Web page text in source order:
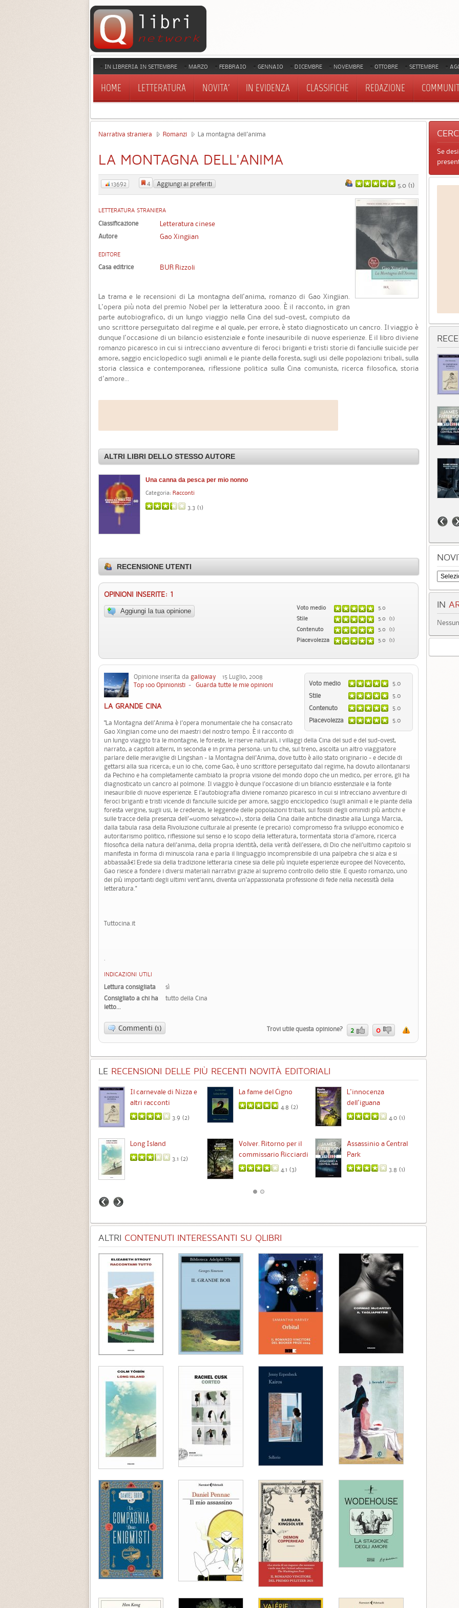
IN LIBRERIA IN SETTEMBRE MARZO FEBBRAIO GENNAIO DICEMBRE NOVEMBRE OTTOBRE SETTEMBRE
HOME LETTERATURA NOVITA' IN EVIDENZA CLASSIFICHE REDAZIONE
Narrativa straniera Romanzi La montagna dell'anima
LA MONTAGNA DELL'ANIMA
5.0 (1)
13692 4 Aggiungi ai preferiti
LETTERATURA STRANIERA
Classificazione Letteratura cinese
Autore Gao Xingjian
EDITORE
Casa editrice BUR Rizzoli
La trama e le recensioni di La montagna dell'anima, romanzo di Gao Xingjian.
L'opera più nota del premio Nobel per la letteratura 2000. È il racconto, in gran
parte autobiografico, di un lungo viaggio nella Cina del sud-ovest, compiuto da
uno scrittore perseguitato dal regime e al quale, per errore, è stato diagnosticato un cancro. Il viaggio è
dunque l'occasione di un bilancio esistenziale e fonte inesauribile di nuove esperienze. E il libro diviene
romanzo picaresco in cui si intrecciano avventure di feroci briganti e tristi storie di fanciulle suicide per
amore, saggio enciclopedico sugli animali e le piante della foresta, sugli usi delle popolazioni tribali, sulla
storia classica e contemporanea, riflessione politica sulla Cina comunista, ricerca filosofica, storia
d'amore...
ALTRI LIBRI DELLO STESSO AUTORE
Una canna da pesca per mio nonno
Categoria: Racconti
3.3 (1)
RECENSIONE UTENTI
OPINIONI INSERITE: 1
Aggiungi la tua opinione Voto medio
5.0
Stile
5.0 (1)
Contenuto
5.0 (1)
Piacevolezza
5.0 (1)
Voto medio
5.0
Stile
5.0
Contenuto
5.0
Piacevolezza
5.0
Opinione inserita da galloway 15 Luglio, 2008
Top 100 Opinionisti - Guarda tutte le mie opinioni
LA GRANDE CINA
"La Montagna dell'Anima è l'opera monumentale che ha consacrato
Gao Xingjian come uno dei maestri del nostro tempo. È il racconto di
un lungo viaggio tra le montagne, le foreste, le riserve naturali, i villaggi della Cina del sud e del sud-ovest,
narrato, a capitoli alterni, in seconda e in prima persona: un tu che, sul treno, ascolta un altro viaggiatore
parlare delle meraviglie di Lingshan - la Montagna dell'Anima, dove tutto è allo stato originario - e decide di
gettarsi alla sua ricerca; e un io che, come Gao, è uno scrittore perseguitato dal regime, ha dovuto allontanarsi
da Pechino e ha completamente cambiato la propria visione del mondo dopo che un medico, per errore, gli ha
diagnosticato un cancro al polmone. Il viaggio è dunque l'occasione di un bilancio esistenziale e la fonte
inesauribile di nuove esperienze. E l'autobiografia diviene romanzo picaresco in cui si intrecciano avventure di
feroci briganti e tristi vicende di fanciulle suicide per amore, saggio enciclopedico (sugli animali e le piante della
foresta vergine, sugli usi, le credenze, le leggende delle popolazioni tribali, sui fossili degli ominidi più antichi e
sulle tracce della presenza dell'«uomo selvatico»), storia della Cina dalle antiche dinastie alla Lunga Marcia,
dalla tabula rasa della Rivoluzione culturale al presente (e precario) compromesso fra sviluppo economico e
autoritarismo politico, riflessione sul senso e lo scopo della letteratura, tormentata storia d'amore, ricerca
filosofica della natura dell'anima, della propria identità, della verità dell'essere, di Dio che nell'ultimo capitolo si
manifesta in forma di minuscola rana e parla il linguaggio incomprensibile di una palpebra che si alza e si
abbassaâ€¦ Erede sia della tradizione letteraria cinese sia delle più inquiete esperienze europee del Novecento,
Gao riesce a fondere i diversi materiali narrativi grazie al supremo controllo dello stile. E questo romanzo, uno
dei più importanti degli ultimi vent'anni, diventa un'appassionata professione di fede nella necessità della
letteratura."
Tuttocina.it
.
INDICAZIONI UTILI
Lettura consigliata
sì
Consigliato a chi ha
letto...
tutto della Cina
Commenti (1) Trovi utile questa opinione? 2 0
LE RECENSIONI DELLE PIÙ RECENTI NOVITÀ EDITORIALI
Il carnevale di Nizza e
altri racconti
3.9 (2)
La fame del Cigno
4.8 (2)
L'innocenza
dell'iguana
4.0 (1)
Long Island
3.1 (2)
Volver. Ritorno per il
commissario Ricciardi
4.1 (3)
Assassinio a Central
Park
3.8 (1)
ALTRI CONTENUTI INTERESSANTI SU QLIBRI
Se
IN